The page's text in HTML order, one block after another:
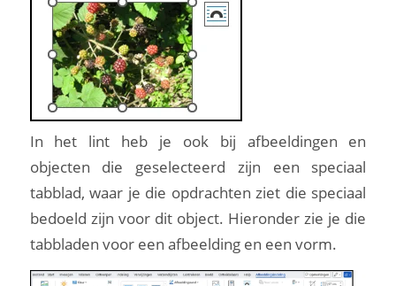
In het lint heb je ook bij afbeeldingen en
objecten die geselecteerd zijn een speciaal
tabblad, waar je die opdrachten ziet die speciaal
bedoeld zijn voor dit object. Hieronder zie je die
tabbladen voor een afbeelding en een vorm.